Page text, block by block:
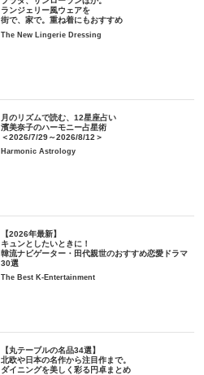
ランジェリー風ウェアを
街で、家で。重ね着にもおすすめ
The New Lingerie Dressing
月のリズムで読む、12星座占い
濱美奈子のハーモニー占星術
＜2026/7/29～2026/8/12＞
Harmonic Astrology
【2026年最新】
キュンとしたいときに！
韓流ナビゲーター・田代親世のおすすめ恋愛ドラマ
30選
The Best K-Entertainment
【丸テーブルの名品34選】
北欧や日本の名作から注目作まで。
ダイニングを美しく彩る円卓まとめ